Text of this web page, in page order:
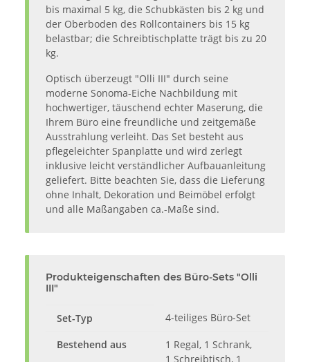
bis maximal 5 kg, die Schubkästen bis 2 kg und
der Oberboden des Rollcontainers bis 15 kg
belastbar; die Schreibtischplatte trägt bis zu 20
kg.
Optisch überzeugt "Olli III" durch seine
moderne Sonoma-Eiche Nachbildung mit
hochwertiger, täuschend echter Maserung, die
Ihrem Büro eine freundliche und zeitgemäße
Ausstrahlung verleiht. Das Set besteht aus
pflegeleichter Spanplatte und wird zerlegt
inklusive leicht verständlicher Aufbauanleitung
geliefert. Bitte beachten Sie, dass die Lieferung
ohne Inhalt, Dekoration und Beimöbel erfolgt
und alle Maßangaben ca.-Maße sind.
Produkteigenschaften des Büro-Sets "Olli
III"
Set-Typ 4-teiliges Büro-Set
Bestehend aus
1 Regal, 1 Schrank,
1 Schreibtisch, 1